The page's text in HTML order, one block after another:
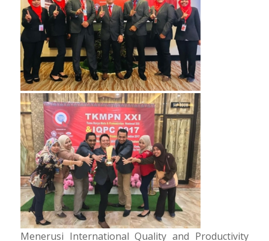
Menerusi International Quality and Productivity